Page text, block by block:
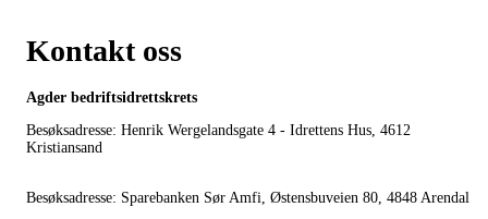
Kontakt oss
Agder bedriftsidrettskrets
Besøksadresse: Henrik Wergelandsgate 4 - Idrettens Hus, 4612
Kristiansand
Besøksadresse: Sparebanken Sør Amfi, Østensbuveien 80, 4848 Arendal